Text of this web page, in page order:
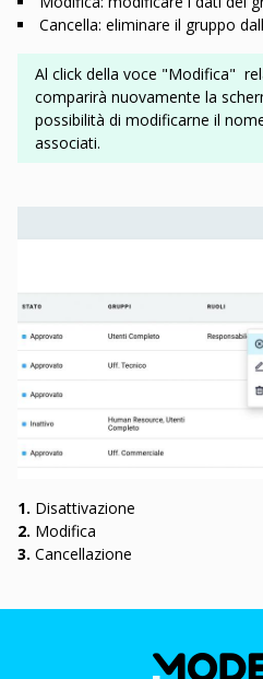
Cancella: eliminare il gruppo
Al click della voce "Modifica"
comparirà nuovamente la
possibilità di modificarne il
associati.
1. Disattivazione
2. Modifica
3. Cancellazione